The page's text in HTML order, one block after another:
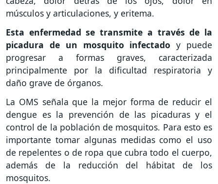
músculos y articulaciones, y eritema.
Esta enfermedad se transmite a través de la
picadura de un mosquito infectado y puede
progresar a formas graves, caracterizada
principalmente por la dificultad respiratoria y
daño grave de órganos.
La OMS señala que la mejor forma de reducir el
dengue es la prevención de las picaduras y el
control de la población de mosquitos. Para esto es
importante tomar algunas medidas como el uso
de repelentes o de ropa que cubra todo el cuerpo,
además de la reducción del hábitat de los
mosquitos.